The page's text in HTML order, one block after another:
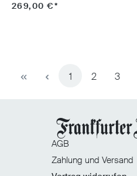
269,00 €*
Seite
1 Seite
2 Seite
3
AGB
Zahlung und Versand